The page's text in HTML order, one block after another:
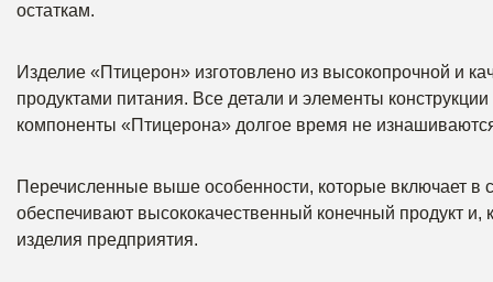
остаткам.
Изделие «Птицерон» изготовлено из высокопрочной и
продуктами питания. Все детали и элементы
компоненты «Птицерона» долгое время не
Перечисленные выше особенности, которые включает в
обеспечивают высококачественный конечный продукт и,
изделия предприятия.